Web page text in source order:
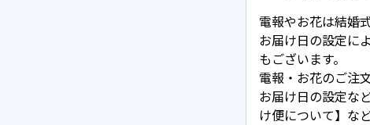
電報やお花は結婚
お届け日の設定に
もございます。
電報・お花のご注
お届け日の設定な
け便について】な